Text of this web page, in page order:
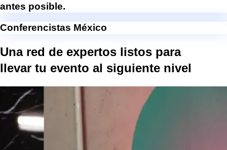
antes posible.
Conferencistas México
Una red de expertos listos para
llevar tu evento al siguiente nivel